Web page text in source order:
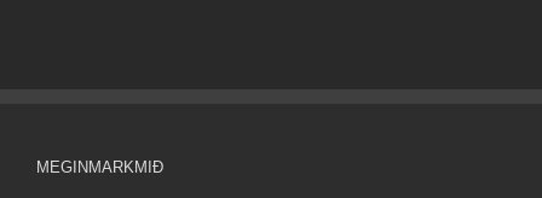
MEGINMARKMIÐ